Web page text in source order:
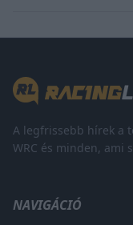
A legfrissebb hírek a
WRC és minden, ami
NAVIGÁCIÓ